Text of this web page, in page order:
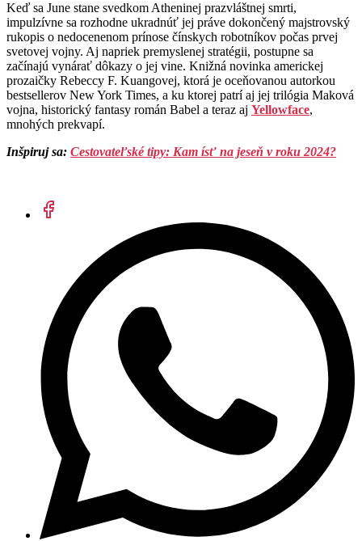
Keď sa June stane svedkom Atheninej prazvláštnej smrti,
impulzívne sa rozhodne ukradnúť jej práve dokončený majstrovský
rukopis o nedocenenom prínose čínskych robotníkov počas prvej
svetovej vojny. Aj napriek premyslenej stratégii, postupne sa
začínajú vynárať dôkazy o jej vine. Knižná novinka americkej
prozaičky Rebeccy F. Kuangovej, ktorá je oceňovanou autorkou
bestsellerov New York Times, a ku ktorej patrí aj jej trilógia Maková
vojna, historický fantasy román Babel a teraz aj Yellowface,
mnohých prekvapí.
Inšpiruj sa: Cestovateľské tipy: Kam ísť na jeseň v roku 2024?